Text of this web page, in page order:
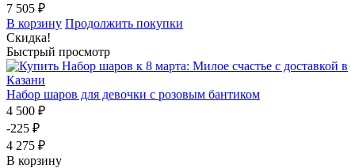
7 505 ₽
В корзину Продолжить покупки
Скидка!
Быстрый просмотр
Набор шаров для девочки с розовым бантиком
4 500 ₽
-225 ₽
4 275 ₽
В корзину